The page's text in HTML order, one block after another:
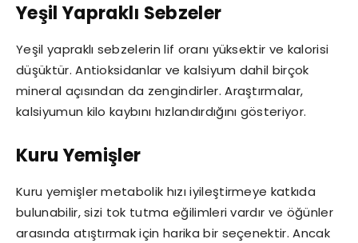
Yeşil Yapraklı Sebzeler
Yeşil yapraklı sebzelerin lif oranı yüksektir ve kalorisi
düşüktür. Antioksidanlar ve kalsiyum dahil birçok
mineral açısından da zengindirler. Araştırmalar,
kalsiyumun kilo kaybını hızlandırdığını gösteriyor.
Kuru Yemişler
Kuru yemişler metabolik hızı iyileştirmeye katkıda
bulunabilir, sizi tok tutma eğilimleri vardır ve öğünler
arasında atıştırmak için harika bir seçenektir. Ancak